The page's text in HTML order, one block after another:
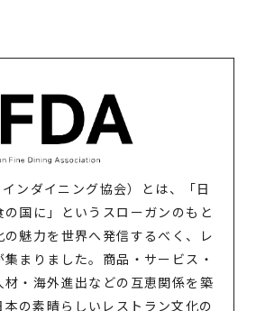
ンダイニング協会）とは、「日
国に」というスローガンのもと
の魅力を世界へ発信するべく、レ
まりました。商品・サービス・
材・海外進出などの互恵関係を築
本の素晴らしいレストラン文化の